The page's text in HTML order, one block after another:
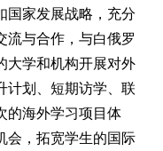
国家发展战略，充分
流与合作，与白俄罗
大学和机构开展对外
计划、短期访学、联
的海外学习项目体
会，拓宽学生的国际